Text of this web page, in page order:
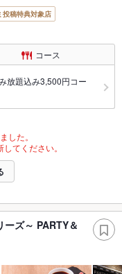
投稿特典対象店
コース
放題込み3,500円コー
した。
てください。
ーズ～ PARTY＆